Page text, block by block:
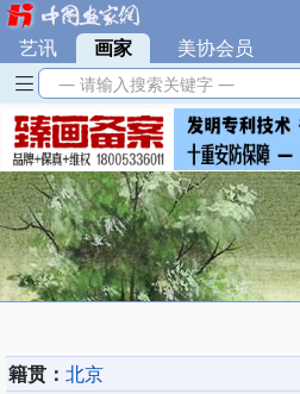
艺讯 | 画家 美协会员
— 请输入搜索关键字 —
籍贯： 北京